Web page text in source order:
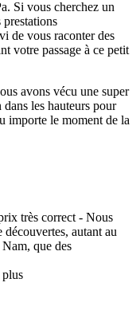
Si vous cherchez un
prestations
de vous raconter des
votre passage à ce petit
avons vécu une super
les hauteurs pour
importe le moment de la
très correct - Nous
découvertes, autant au
que des